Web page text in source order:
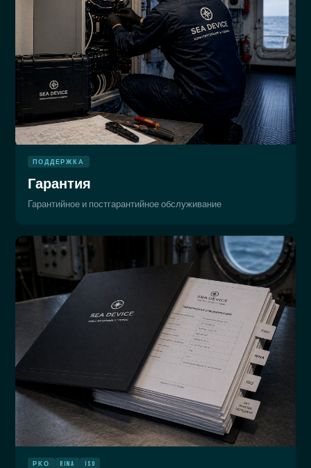
ПОДДЕРЖКА
Гарантия
Гарантийное и постгарантийное обслуживание
РКО RINA ISO